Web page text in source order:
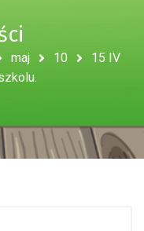
maj 10
15 IV